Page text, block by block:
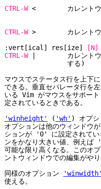
CTRL-W< カレントウィ
CTRL-W> カレントウィ
:vert[ical] res[ize]
[N]
CTRL-W| カレントウィ
する)
マウスでステータス行を上下
できる。垂直セパレータ行を
いる Vim がマウスをサポー
定されているときである。
'winheight'
( 'wh' ) オプシ
オプションは他のウィンドウ
ションが '0' に設定されてい
ンをかなり大きい値、例えば
可能な限り高くなる。このオ
ントウィンドウでの編集がや
同様のオプション
使える。